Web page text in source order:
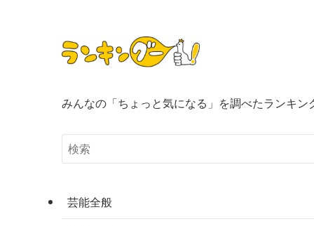
みんなの「ちょっと気になる」を調べたランキン
芸能全般